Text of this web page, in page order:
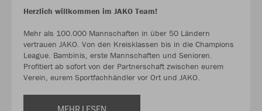
Herzlich willkommen im JAKO Team!
Mehr als 100.000 Mannschaften in über 50 Ländern
vertrauen JAKO. Von den Kreisklassen bis in die Champions
League. Bambinis, erste Mannschaften und Senioren.
Profitiert ab sofort von der Partnerschaft zwischen eurem
Verein, eurem Sportfachhändler vor Ort und JAKO.